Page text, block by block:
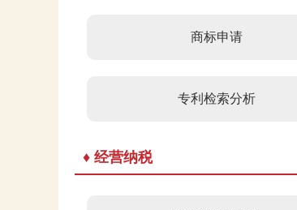
商标申请
专利检索分析
♦ 经营纳税